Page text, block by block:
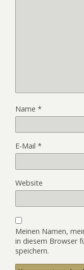
Name *
E-Mail *
Website
Meinen Namen,
in diesem Browser
speichern.